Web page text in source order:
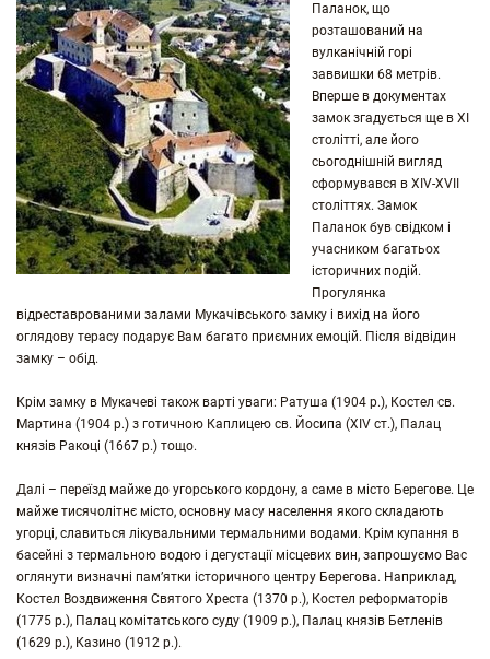
Паланок, що
розташований на
вулканічній горі
заввишки 68 метрів.
Вперше в документах
замок згадується ще в XI
столітті, але його
сьогоднішній вигляд
сформувався в XIV-XVII
століттях. Замок
Паланок був свідком і
учасником багатьох
історичних подій.
Прогулянка
відреставрованими залами Мукачівського замку і вихід на його
оглядову терасу подарує Вам багато приємних емоцій. Після відвідин
замку – обід.
Крім замку в Мукачеві також варті уваги: Ратуша (1904 р.), Костел св.
Мартина (1904 р.) з готичною Каплицею св. Йосипа (XIV ст.), Палац
князів Ракоці (1667 р.) тощо.
Далі – переїзд майже до угорського кордону, а саме в місто Берегове. Це
майже тисячолітнє місто, основну масу населення якого складають
угорці, славиться лікувальними термальними водами. Крім купання в
басейні з термальною водою і дегустації місцевих вин, запрошуємо Вас
оглянути визначні пам’ятки історичного центру Берегова. Наприклад,
Костел Воздвиження Святого Хреста (1370 р.), Костел реформаторів
(1775 р.), Палац комітатського суду (1909 р.), Палац князів Бетленів
(1629 р.), Казино (1912 р.).